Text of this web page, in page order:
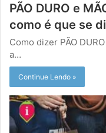
PÃO DURO e
como é que se
Como dizer PÃO
a…
Continue Lendo »